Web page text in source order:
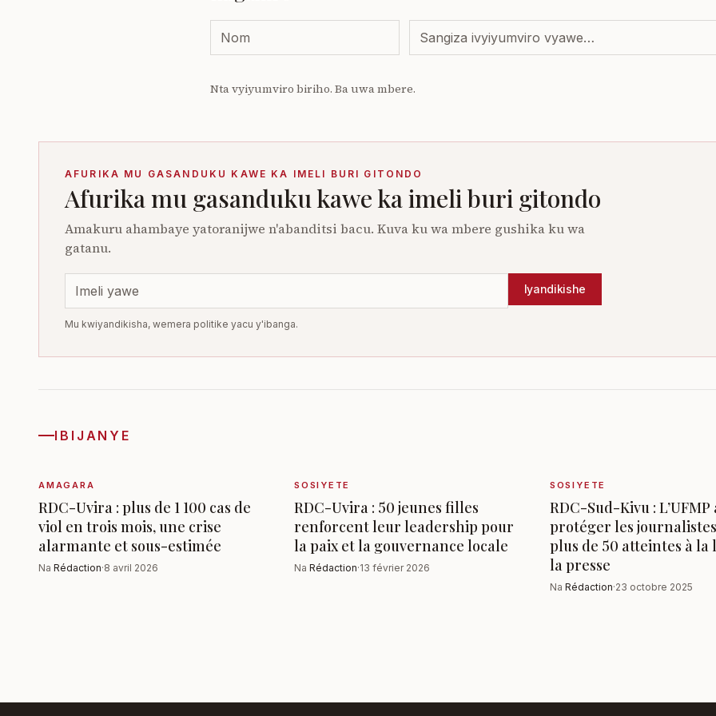
Nta vyiyumviro biriho. Ba uwa mbere.
AFURIKA MU GASANDUKU KAWE KA IMELI BURI GITONDO
Afurika mu gasanduku kawe ka imeli buri gitondo
Amakuru ahambaye yatoranijwe n'abanditsi bacu. Kuva ku wa mbere gushika ku wa
gatanu.
Iyandikishe
Mu kwiyandikisha, wemera politike yacu y'ibanga.
IBIJANYE
AMAGARA
RDC-Uvira : plus de 1 100 cas de
viol en trois mois, une crise
alarmante et sous-estimée
Na Rédaction·8 avril 2026
SOSIYETE
RDC-Uvira : 50 jeunes filles
renforcent leur leadership pour
la paix et la gouvernance locale
Na Rédaction·13 février 2026
SOSIYETE
RDC-Sud-Kivu :
protéger les journalistes
plus de 50 atteintes à la
la presse
Na Rédaction·23 octobre 2025